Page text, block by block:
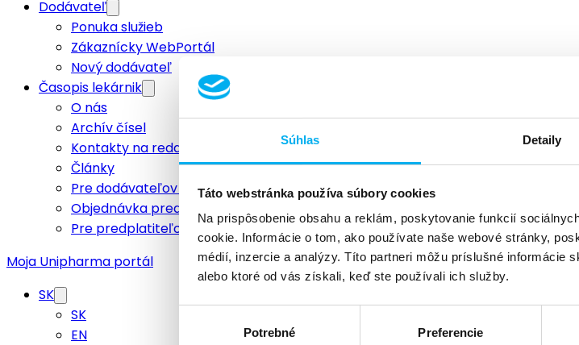
Súhlas Detaily
Táto webstránka používa súbory cookies
Na prispôsobenie obsahu a reklám, poskytovanie funkcií
cookie. Informácie o tom, ako používate naše webové stránky,
médií, inzercie a analýzy. Títo partneri môžu príslušné informácie
alebo ktoré od vás získali, keď ste používali ich služby.
Potrebné Preferencie
Dodávateľ
Ponuka služieb
Zákaznícky WebPortál
Nový dodávateľ
Časopis lekárnik
O nás
Archív čísel
Kontakty na redakciu
Články
Pre dodávateľov a inzerentov
Objednávka predplatného
Pre predplatiteľov
Moja Unipharma portál
SK
SK
EN